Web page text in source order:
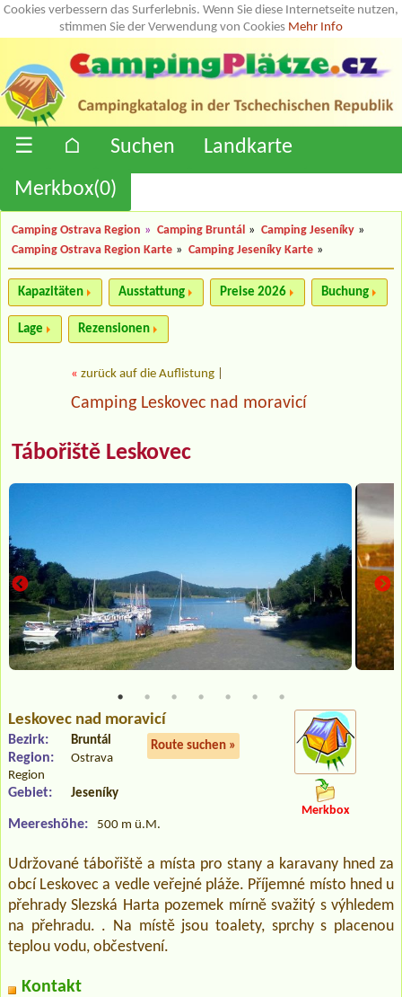
Cookies verbessern das Surferlebnis. Wenn Sie diese Internetseite nutzen,
stimmen Sie der Verwendung von Cookies Mehr Info
☰ ⌂ Suchen
Landkarte
Merkbox(0)
Camping Ostrava Region » Camping Bruntál » Camping Jeseníky »
Camping Ostrava Region Karte » Camping Jeseníky Karte »
Kapazitäten Ausstattung Preise 2026 Buchung
Lage Rezensionen
« zurück auf die Auflistung
Camping Leskovec nad moravicí
Tábořiště Leskovec
Leskovec nad moravicí
Route suchen »
Bezirk: Bruntál
Region:
Ostrava
Region
Gebiet: Jeseníky
Meereshöhe: 500 m ü.M.
Merkbox
Udržované tábořiště a místa pro stany a karavany hned za
obcí Leskovec a vedle veřejné pláže. Příjemné místo hned u
přehrady Slezská Harta pozemek mírně svažitý s výhledem
na přehradu. . Na místě jsou toalety, sprchy s placenou
teplou vodu, občestvení.
Kontakt